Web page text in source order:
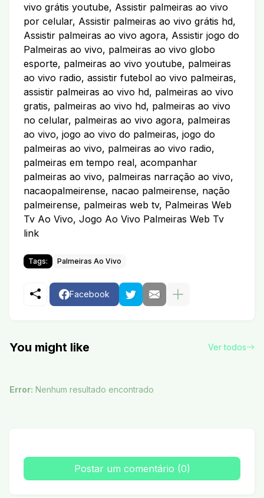
vivo grátis youtube, Assistir palmeiras ao vivo
por celular, Assistir palmeiras ao vivo grátis hd,
Assistir palmeiras ao vivo agora, Assistir jogo do
Palmeiras ao vivo, palmeiras ao vivo globo
esporte, palmeiras ao vivo youtube, palmeiras
ao vivo radio, assistir futebol ao vivo palmeiras,
assistir palmeiras ao vivo hd, palmeiras ao vivo
gratis, palmeiras ao vivo hd, palmeiras ao vivo
no celular, palmeiras ao vivo agora, palmeiras
ao vivo, jogo ao vivo do palmeiras, jogo do
palmeiras ao vivo, palmeiras ao vivo radio,
palmeiras em tempo real, acompanhar
palmeiras ao vivo, palmeiras narração ao vivo,
nacaopalmeirense, nacao palmeirense, nação
palmeirense, palmeiras web tv, Palmeiras Web
Tv Ao Vivo, Jogo Ao Vivo Palmeiras Web Tv
link
Tags: Palmeiras Ao Vivo
Facebook
You might like Ver todos
Error: Nenhum resultado encontrado
Postar um comentário (0)